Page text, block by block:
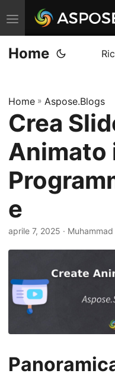
A
t
t
a
/
i
s
a
t
t
i
n
a
i
g
a
Home
Home » Aspose.Blogs
Crea
Animato
e
aprile 7, 2025 ·